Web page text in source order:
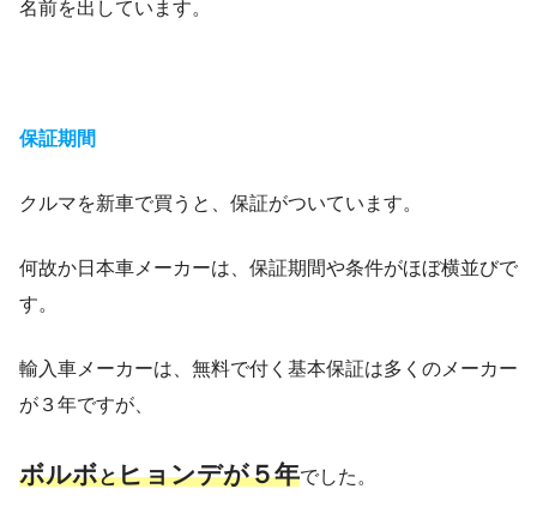
名前を出しています。
保証期間
クルマを新車で買うと、保証がついています。
何故か日本車メーカーは、保証期間や条件がほぼ横並びで
す。
輸入車メーカーは、無料で付く基本保証は多くのメーカー
が３年ですが、
ボルボとヒョンデが５年でした。